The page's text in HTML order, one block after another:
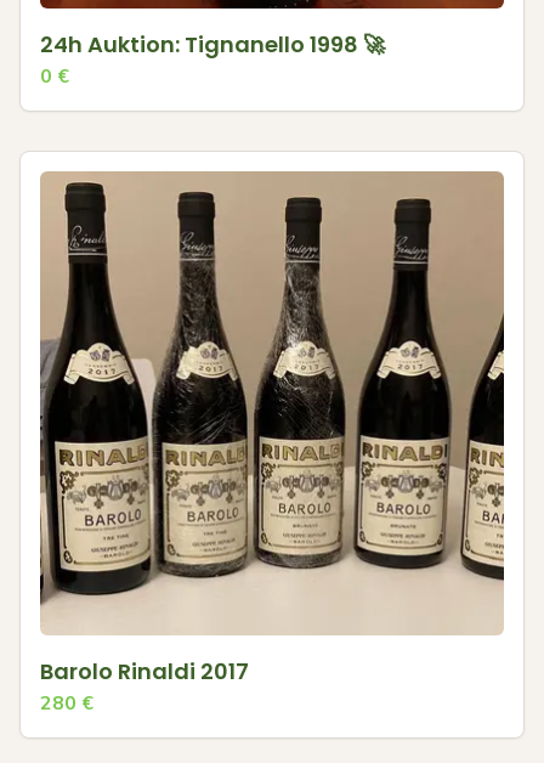
24h Auktion: Tignanello 1998 🚀
0 €
Barolo Rinaldi 2017
280 €